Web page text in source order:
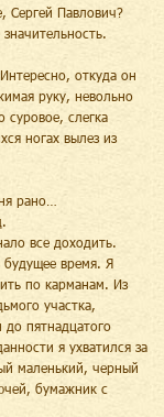
Сергей Павлович?
откуда он
руку, невольно
суровое, слегка
ногах вылез из
рано…
все доходить.
будущее время. Я
по карманам. Из
участка,
пятнадцатого
я ухватился за
маленький, черный
бумажник с